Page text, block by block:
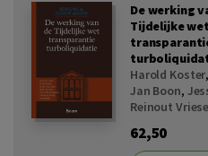
De werking
Tijdelijke wet
Harold Koster,
Jan Boon,
Reinout
62,50